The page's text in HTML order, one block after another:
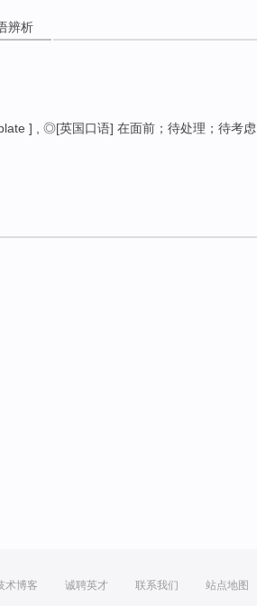
辨析
] , ◎[英国口语] 在面前；待处理；待考虑
术博客 诚聘英才 联系我们 站点地图